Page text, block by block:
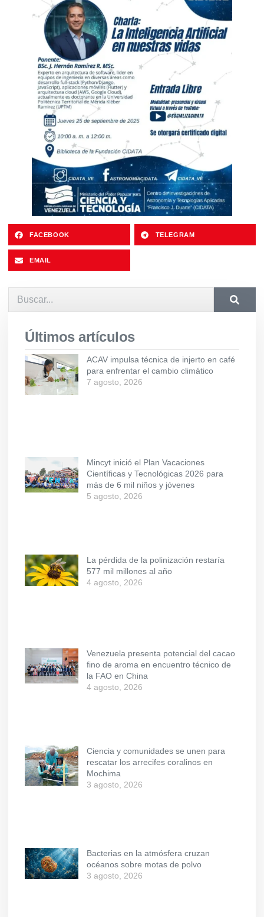
FACEBOOK TELEGRAM
EMAIL
Últimos artículos
ACAV impulsa técnica de injerto en café
para enfrentar el cambio climático
7 agosto, 2026
Mincyt inició el Plan Vacaciones
Científicas y Tecnológicas 2026 para
más de 6 mil niños y jóvenes
5 agosto, 2026
La pérdida de la polinización restaría
577 mil millones al año
4 agosto, 2026
Venezuela presenta potencial del cacao
fino de aroma en encuentro técnico de
la FAO en China
4 agosto, 2026
Ciencia y comunidades se unen para
rescatar los arrecifes coralinos en
Mochima
3 agosto, 2026
Bacterias en la atmósfera cruzan
océanos sobre motas de polvo
3 agosto, 2026